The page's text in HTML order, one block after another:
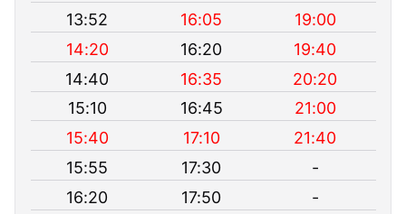
13:52
16:05
19:00
14:20
16:20
19:40
14:40
16:35
20:20
15:10
16:45
21:00
15:40
17:10
21:40
15:55
17:30
-
16:20
17:50
-